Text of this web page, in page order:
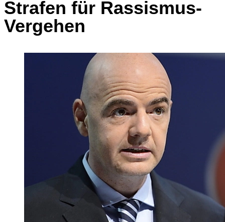
Strafen für Rassismus-
Vergehen